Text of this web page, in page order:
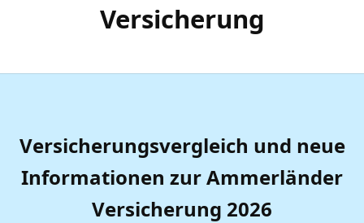
Versicherung
Versicherungsvergleich und neue
Informationen zur Ammerländer
Versicherung 2026